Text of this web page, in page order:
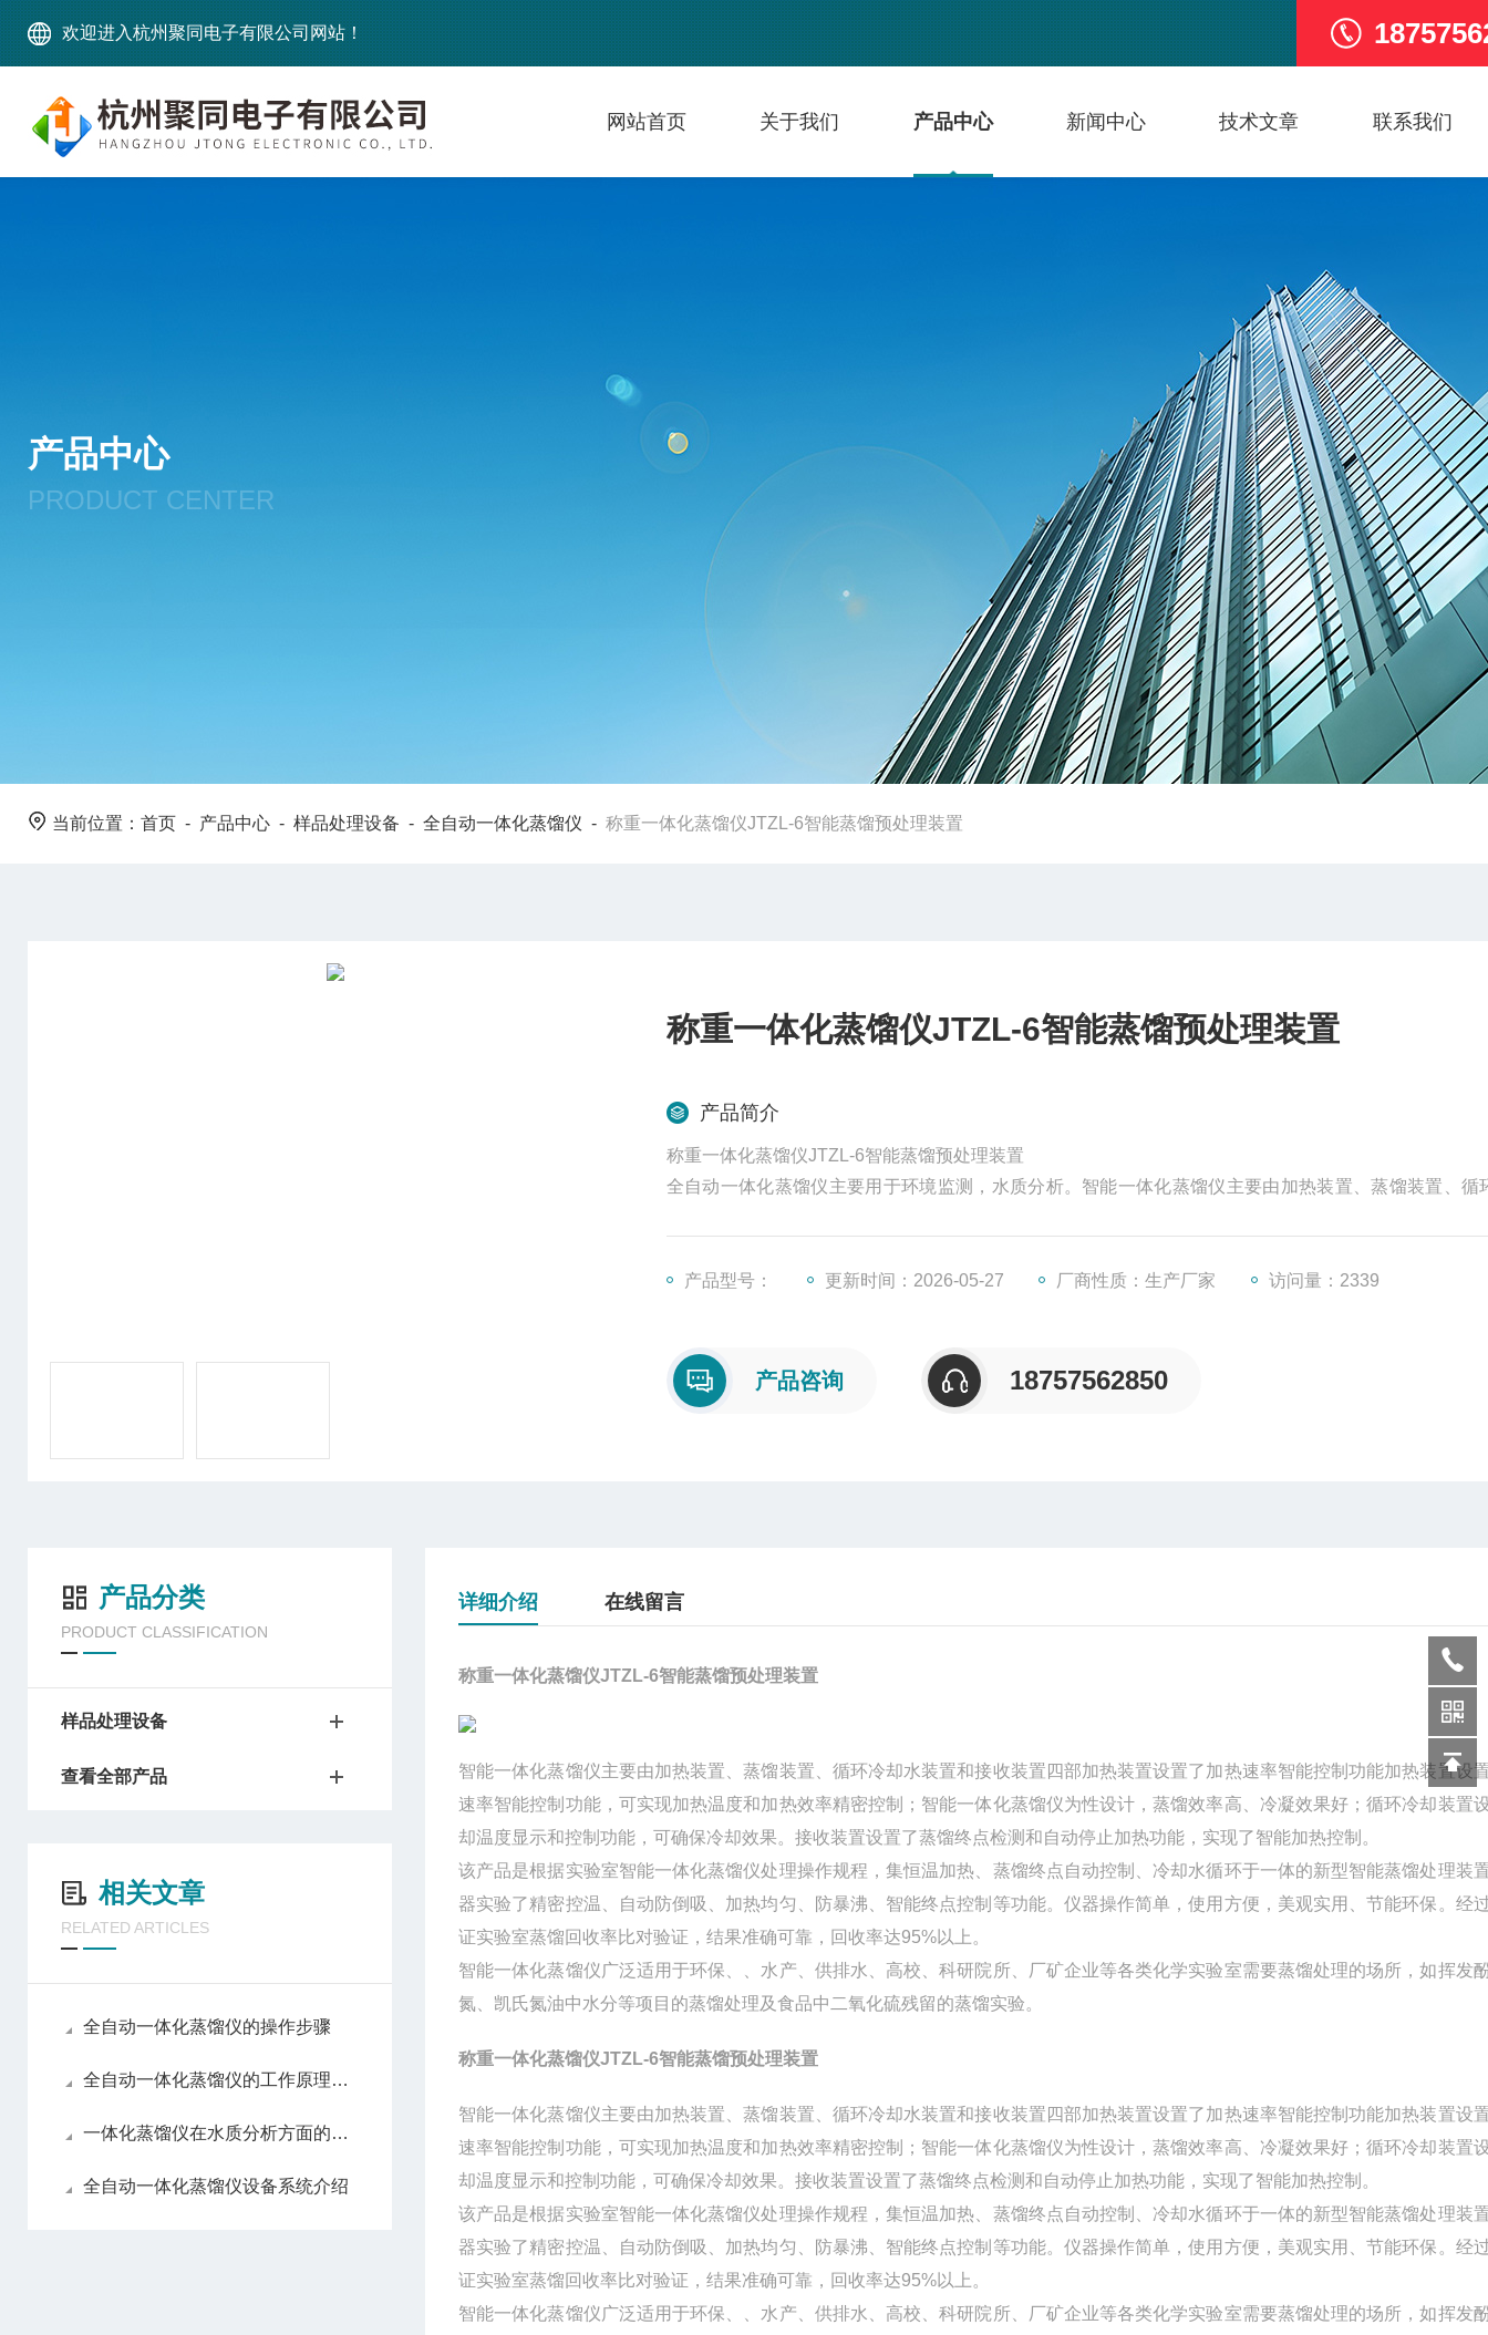
欢迎进入杭州聚同电子有限公司网站！
网站首页 关于我们 产品中心 新闻中心 技术文章 联系我们
产品中心
PRODUCT CENTER
当前位置： 首页 - 产品中心 - 样品处理设备 - 全自动一体化蒸馏仪 - 称重一体化蒸馏仪JTZL-6智能蒸馏预处理装置
称重一体化蒸馏仪JTZL-6智能蒸馏预处理装置
产品简介
称重一体化蒸馏仪JTZL-6智能蒸馏预处理装置
全自动一体化蒸馏仪主要用于环境监测，水质分析。智能一体化蒸馏仪主要由加热装置、蒸馏装置、循
产品型号：
更新时间：2026-05-27 厂商性质：生产厂家 访问量：2339
产品咨询 18757562850
产品分类
PRODUCT CLASSIFICATION
样品处理设备
查看全部产品
相关文章
RELATED ARTICLES
全自动一体化蒸馏仪的操作步骤
全自动一体化蒸馏仪的工作原理及特点
一体化蒸馏仪在水质分析方面的应用
全自动一体化蒸馏仪设备系统介绍
详细介绍 在线留言
称重一体化蒸馏仪JTZL-6智能蒸馏预处理装置
智能一体化蒸馏仪主要由加热装置、蒸馏装置、循环冷却水装置和接收装置四部加热装置设置了加热速率智能控制功能加热装置设
速率智能控制功能，可实现加热温度和加热效率精密控制；智能一体化蒸馏仪为性设计，蒸馏效率高、冷凝效果好；循环冷却装置
却温度显示和控制功能，可确保冷却效果。接收装置设置了蒸馏终点检测和自动停止加热功能，实现了智能加热控制。
该产品是根据实验室智能一体化蒸馏仪处理操作规程，集恒温加热、蒸馏终点自动控制、冷却水循环于一体的新型智能蒸馏处理装
器实验了精密控温、自动防倒吸、加热均匀、防暴沸、智能终点控制等功能。仪器操作简单，使用方便，美观实用、节能环保。经
证实验室蒸馏回收率比对验证，结果准确可靠，回收率达95%以上。
智能一体化蒸馏仪广泛适用于环保、、水产、供排水、高校、科研院所、厂矿企业等各类化学实验室需要蒸馏处理的场所，如挥发
氮、凯氏氮油中水分等项目的蒸馏处理及食品中二氧化硫残留的蒸馏实验。
称重一体化蒸馏仪JTZL-6智能蒸馏预处理装置
智能一体化蒸馏仪主要由加热装置、蒸馏装置、循环冷却水装置和接收装置四部加热装置设置了加热速率智能控制功能加热装置设
速率智能控制功能，可实现加热温度和加热效率精密控制；智能一体化蒸馏仪为性设计，蒸馏效率高、冷凝效果好；循环冷却装置
却温度显示和控制功能，可确保冷却效果。接收装置设置了蒸馏终点检测和自动停止加热功能，实现了智能加热控制。
该产品是根据实验室智能一体化蒸馏仪处理操作规程，集恒温加热、蒸馏终点自动控制、冷却水循环于一体的新型智能蒸馏处理装
器实验了精密控温、自动防倒吸、加热均匀、防暴沸、智能终点控制等功能。仪器操作简单，使用方便，美观实用、节能环保。经
证实验室蒸馏回收率比对验证，结果准确可靠，回收率达95%以上。
智能一体化蒸馏仪广泛适用于环保、、水产、供排水、高校、科研院所、厂矿企业等各类化学实验室需要蒸馏处理的场所，如挥发